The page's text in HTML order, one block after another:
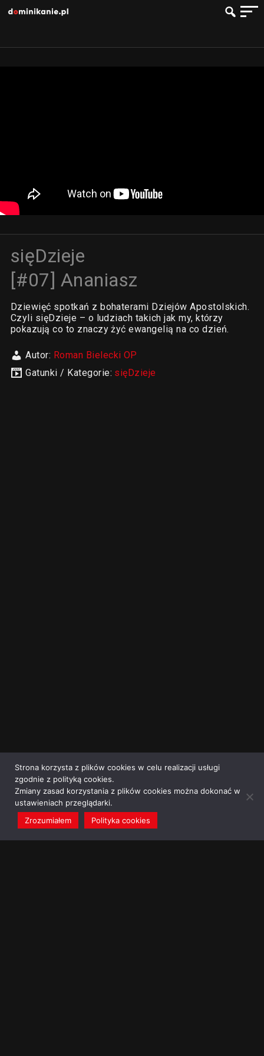
sięDzieje
[#07] Ananiasz
Dziewięć spotkań z bohaterami Dziejów Apostolskich.
Czyli sięDzieje – o ludziach takich jak my, którzy
pokazują co to znaczy żyć ewangelią na co dzień.
Autor: Roman Bielecki OP
Gatunki / Kategorie: sięDzieje
Strona korzysta z plików cookies w celu realizacji usługi
zgodnie z polityką cookies.
Zmiany zasad korzystania z plików cookies można dokonać w
ustawieniach przeglądarki.
Zrozumiałem
Polityka cookies